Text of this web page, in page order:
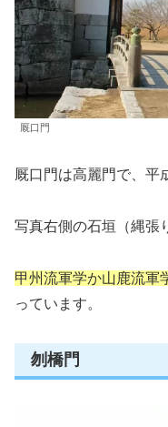
厩口門
厩口門は高麗門で、平
写真右側の石垣（縄張
甲州流軍学か山鹿流軍
っています。
刎橋門